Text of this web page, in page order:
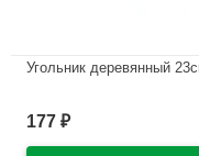
Угольник деревянный
177 ₽